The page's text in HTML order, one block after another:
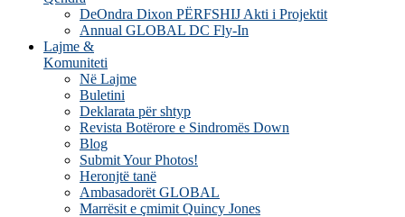
DeOndra Dixon PËRFSHIJ Akti i Projektit
Annual GLOBAL DC Fly-In
Lajme &
Komuniteti
Në Lajme
Buletini
Deklarata për shtyp
Revista Botërore e Sindromës Down
Blog
Submit Your Photos!
Heronjtë tanë
Ambasadorët GLOBAL
Marrësit e çmimit Quincy Jones